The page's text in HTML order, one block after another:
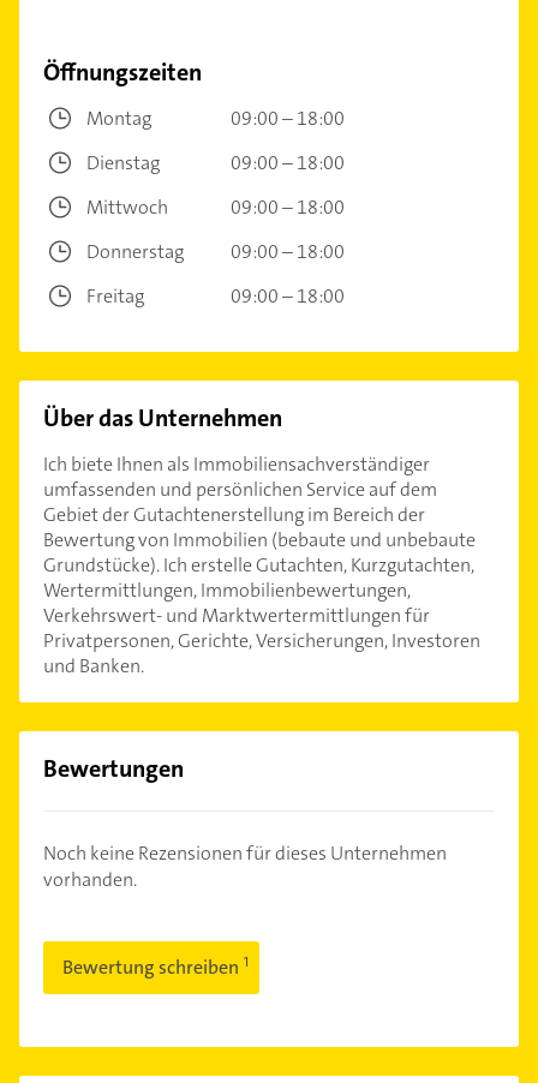
Öffnungszeiten
Montag
09:00 – 18:00
Dienstag
09:00 – 18:00
Mittwoch
09:00 – 18:00
Donnerstag
09:00 – 18:00
Freitag
09:00 – 18:00
Über das Unternehmen
Ich biete Ihnen als Immobiliensachverständiger
umfassenden und persönlichen Service auf dem
Gebiet der Gutachtenerstellung im Bereich der
Bewertung von Immobilien (bebaute und unbebaute
Grundstücke). Ich erstelle Gutachten, Kurzgutachten,
Wertermittlungen, Immobilienbewertungen,
Verkehrswert- und Marktwertermittlungen für
Privatpersonen, Gerichte, Versicherungen, Investoren
und Banken.
Bewertungen
Noch keine Rezensionen für dieses Unternehmen
vorhanden.
Bewertung schreiben